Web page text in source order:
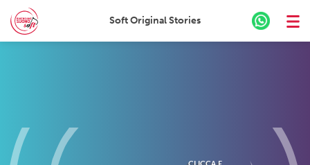
Soft Original Stories